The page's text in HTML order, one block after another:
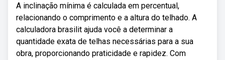
A inclinação mínima é calculada em percentual,
relacionando o comprimento e a altura do telhado. A
calculadora brasilit ajuda você a determinar a
quantidade exata de telhas necessárias para a sua
obra, proporcionando praticidade e rapidez. Com